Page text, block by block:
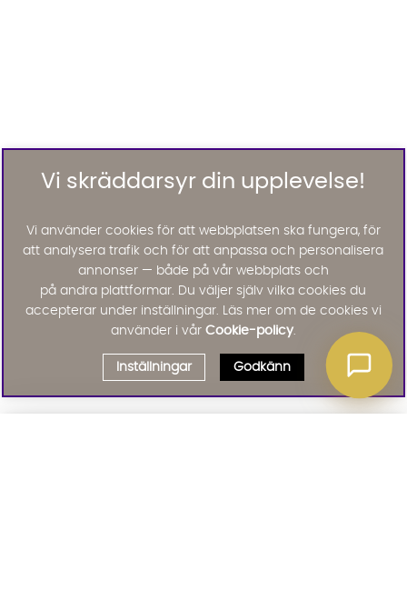
Vi skräddarsyr din upplevelse!
Vi använder cookies för att webbplatsen ska fungera, för
att analysera trafik och för att anpassa och personalisera
annonser — både på vår webbplats och
på andra plattformar. Du väljer själv vilka cookies du
accepterar under inställningar. Läs mer om de cookies vi
använder i vår Cookie-policy.
Inställningar Godkänn